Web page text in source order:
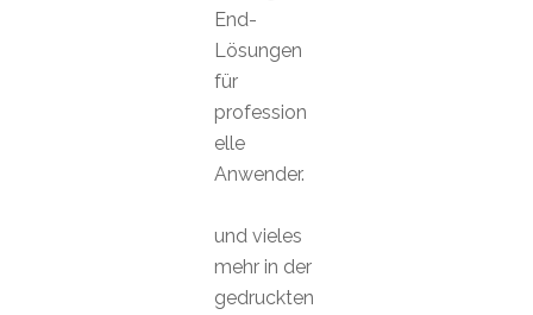
End-
Lösungen
für
profession
elle
Anwender.
und vieles
mehr in der
gedruckten